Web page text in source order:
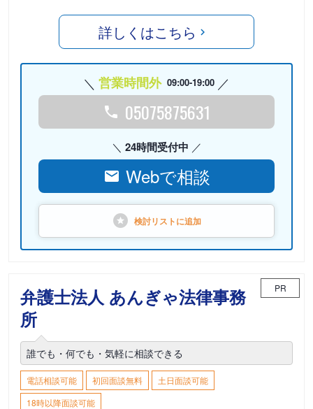
詳しくはこちら
営業時間外 09:00-19:00
05075875631
24時間受付中
Webで相談
検討リストに追加
弁護士法人 あんぎゃ法律事務
所
PR
誰でも・何でも・気軽に相談できる
電話相談可能 初回面談無料
土日面談可能
18時以降面談可能